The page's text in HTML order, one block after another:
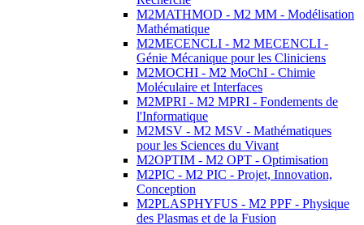
M2MATHMOD - M2 MM - Modélisation
Mathématique
M2MECENCLI - M2 MECENCLI -
Génie Mécanique pour les Cliniciens
M2MOCHI - M2 MoChI - Chimie
Moléculaire et Interfaces
M2MPRI - M2 MPRI - Fondements de
l'Informatique
M2MSV - M2 MSV - Mathématiques
pour les Sciences du Vivant
M2OPTIM - M2 OPT - Optimisation
M2PIC - M2 PIC - Projet, Innovation,
Conception
M2PLASPHYFUS - M2 PPF - Physique
des Plasmas et de la Fusion